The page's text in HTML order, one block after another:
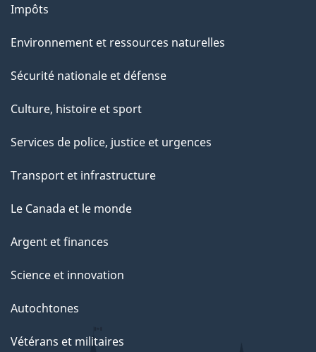
Impôts
Environnement et ressources naturelles
Sécurité nationale et défense
Culture, histoire et sport
Services de police, justice et urgences
Transport et infrastructure
Le Canada et le monde
Argent et finances
Science et innovation
Autochtones
Vétérans et militaires